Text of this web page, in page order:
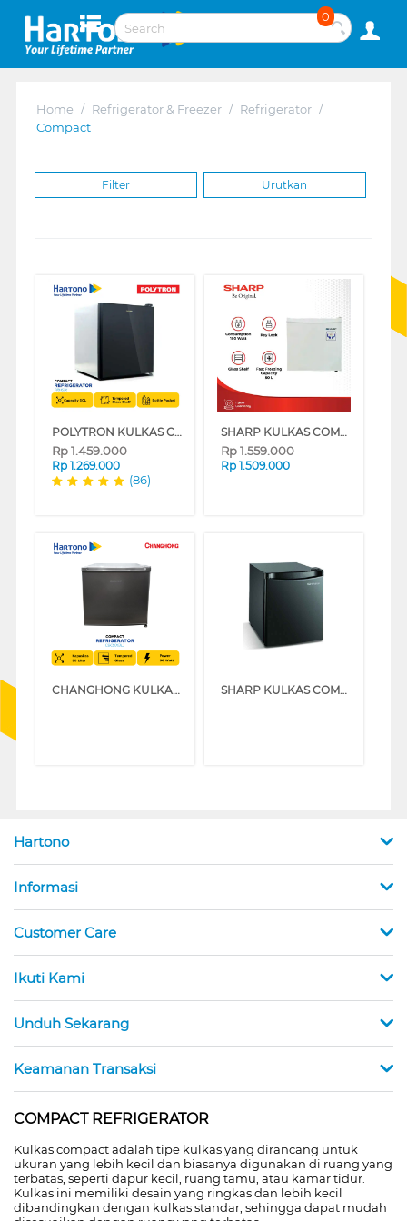
0
Home / Refrigerator & Freezer / Refrigerator /
Compact
Filter Urutkan
POLYTRON KULKAS COMPACT REFRIGERATOR PRH51 SERIES
Rp1.459.000
Rp 1.269.000
(86)
SHARP KULKAS COMPACT REFRIGERATOR SJ50MBXW
Rp1.559.000
Rp 1.509.000
CHANGHONG KULKAS COMPACT REFRIGERATOR CBC50(BL) SHARP KULKAS COMPACT REFRIGERATOR SJ50MBXB
Hartono
Informasi
Customer Care
Ikuti Kami
Unduh Sekarang
Keamanan Transaksi
COMPACT REFRIGERATOR
Kulkas compact adalah tipe kulkas yang dirancang untuk
ukuran yang lebih kecil dan biasanya digunakan di ruang yang
terbatas, seperti dapur kecil, ruang tamu, atau kamar tidur.
Kulkas ini memiliki desain yang ringkas dan lebih kecil
dibandingkan dengan kulkas standar, sehingga dapat mudah